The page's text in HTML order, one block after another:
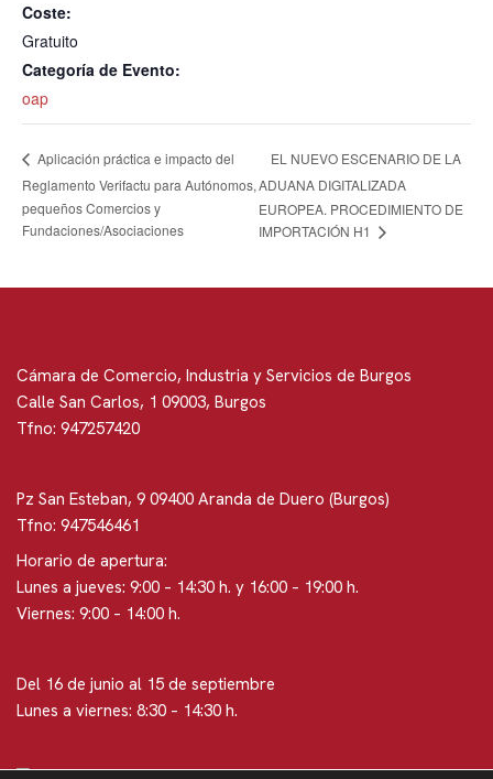
Coste:
Gratuito
Categoría de Evento:
oap
Aplicación práctica e impacto del
Reglamento Verifactu para Autónomos,
pequeños Comercios y
Fundaciones/Asociaciones
EL NUEVO ESCENARIO DE LA
ADUANA DIGITALIZADA
EUROPEA. PROCEDIMIENTO DE
IMPORTACIÓN H1
Cámara de Comercio, Industria y Servicios de Burgos
Calle San Carlos, 1 09003, Burgos
Tfno: 947257420
Pz San Esteban, 9 09400 Aranda de Duero (Burgos)
Tfno: 947546461
Horario de apertura:
Lunes a jueves: 9:00 – 14:30 h. y 16:00 – 19:00 h.
Viernes: 9:00 – 14:00 h.
Del 16 de junio al 15 de septiembre
Lunes a viernes: 8:30 – 14:30 h.